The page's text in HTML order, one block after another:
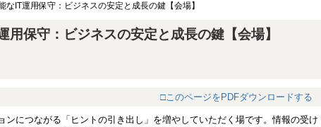
なIT運用保守：ビジネスの安定と成長の鍵【会場】
用保守：ビジネスの安定と成長の鍵【会場】
□このページをPDFダウンロードする
につながる「ヒントの引き出し」を増やしていただく場です。情報の受け